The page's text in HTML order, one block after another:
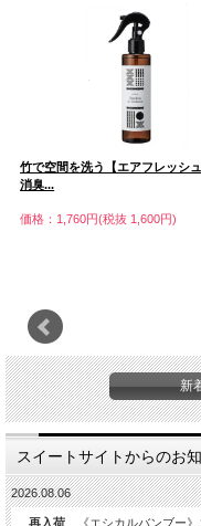
竹で空間を洗う【エアフレッシュ
消臭...
価格：1,760円(税抜 1,600円)
スイートサイトからのお
2026.08.06
再入荷 《エシカルバンブー》